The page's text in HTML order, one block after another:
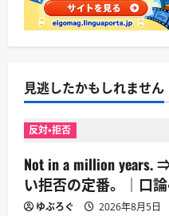
見逃したかもしれません
反対・拒否
Not in a million years.
い拒否の定番。｜口論
ゆぶろぐ 2026年8月5日